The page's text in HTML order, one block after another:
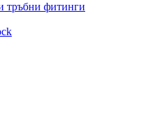
тръбни фитинги